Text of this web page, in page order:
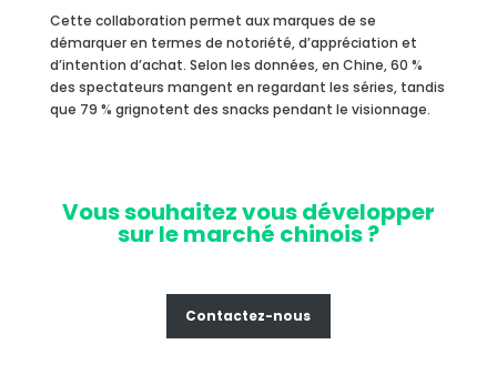
Cette collaboration permet aux marques de se
démarquer en termes de notoriété, d’appréciation et
d’intention d’achat. Selon les données, en Chine, 60 %
des spectateurs mangent en regardant les séries, tandis
que 79 % grignotent des snacks pendant le visionnage.
Vous souhaitez vous développer
sur le marché chinois ?
Contactez-nous